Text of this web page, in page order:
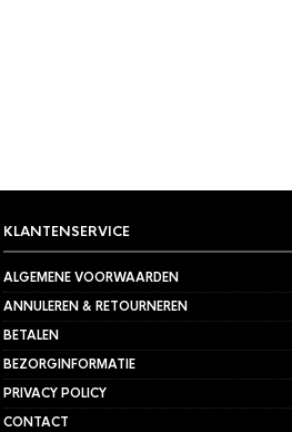
KLANTENSERVICE
ALGEMENE VOORWAARDEN
ANNULEREN & RETOURNEREN
BETALEN
BEZORGINFORMATIE
PRIVACY POLICY
CONTACT